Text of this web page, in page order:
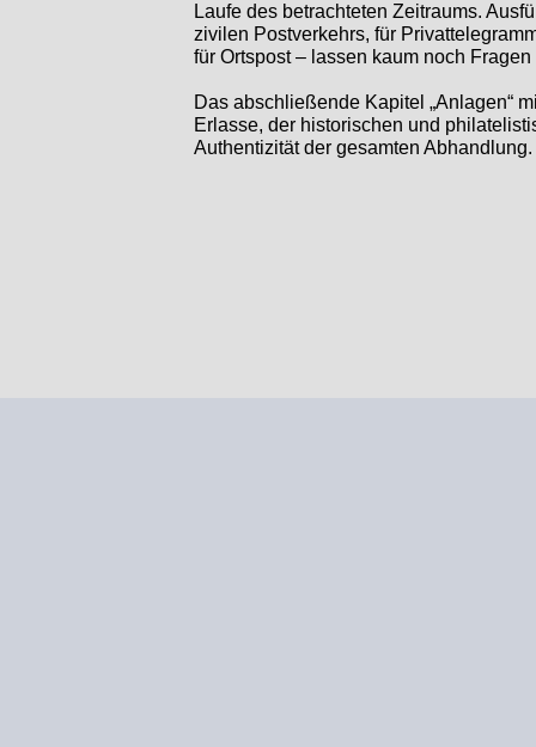
Laufe des betrachteten Zeitraums.
zivilen Postverkehrs, für
für Ortspost – lassen kaum noch Fragen
Das abschließende Kapitel „Anlagen“
Erlasse, der historischen und
Authentizität der gesamten Abhandlung.